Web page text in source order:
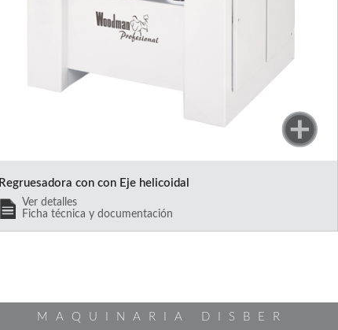
Regruesadora con con Eje helicoidal
Ver detalles
Ficha técnica y documentación
MAQUINARIA DISBER